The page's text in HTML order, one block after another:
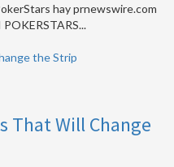
hay prnewswire.com
the Strip
That Will Change